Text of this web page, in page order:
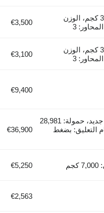
سنة: 2007، حمولة: 32,880 كجم، الوزن
€3,500
سنة: 2008، حمولة: 33,700 كجم، الوزن
€3,100
€9,400
سنة: 2024، حالة المركبة: جديد، حمولة: 28,981
25.33 م3، نظام التعليق: بضغط
€36,900
€5,250
€2,563